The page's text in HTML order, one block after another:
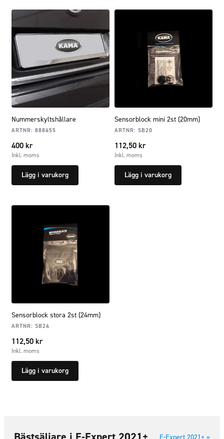
Nummerskyltshållare
ARTNR: 888455
400 kr
Inkl. moms
Lägg i varukorg
Sensorblock mini 2st (20mm)
ARTNR: SB20
112,50 kr
Inkl. moms
Lägg i varukorg
Sensorblock stora 2st (24mm)
ARTNR: SB24
112,50 kr
Inkl. moms
Lägg i varukorg
E-Expert 2021+ »